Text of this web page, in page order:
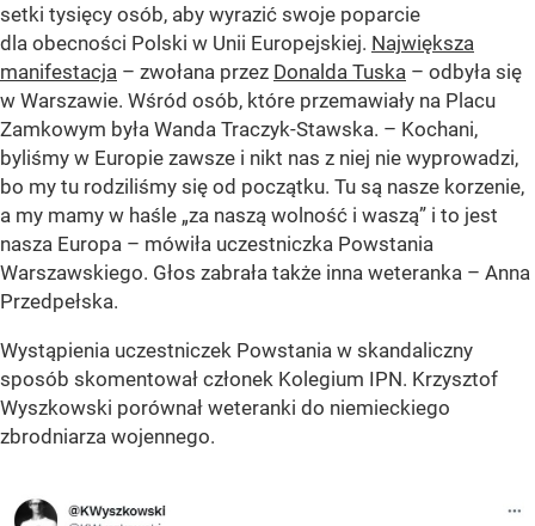
setki tysięcy osób, aby wyrazić swoje poparcie
dla obecności Polski w Unii Europejskiej. Największa
manifestacja – zwołana przez Donalda Tuska – odbyła się
w Warszawie. Wśród osób, które przemawiały na Placu
Zamkowym była Wanda Traczyk-Stawska. – Kochani,
byliśmy w Europie zawsze i nikt nas z niej nie wyprowadzi,
bo my tu rodziliśmy się od początku. Tu są nasze korzenie,
a my mamy w haśle „za naszą wolność i waszą” i to jest
nasza Europa – mówiła uczestniczka Powstania
Warszawskiego. Głos zabrała także inna weteranka – Anna
Przedpełska.
Wystąpienia uczestniczek Powstania w skandaliczny
sposób skomentował członek Kolegium IPN. Krzysztof
Wyszkowski porównał weteranki do niemieckiego
zbrodniarza wojennego.